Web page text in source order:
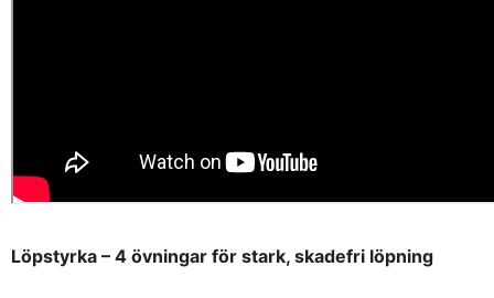
Löpstyrka – 4 övningar för stark, skadefri löpning